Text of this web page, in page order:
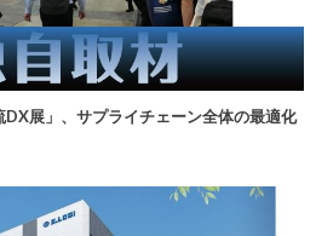
DX展」、サプライチェーン全体の最適化